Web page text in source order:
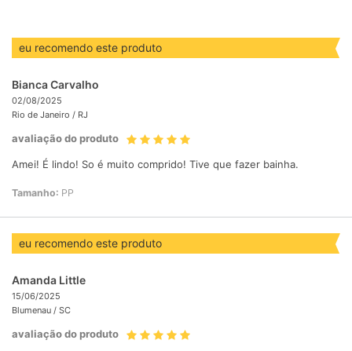
eu recomendo este produto
Bianca Carvalho
02/08/2025
Rio de Janeiro / RJ
avaliação do produto
Amei! É lindo! So é muito comprido! Tive que fazer bainha.
Tamanho: PP
eu recomendo este produto
Amanda Little
15/06/2025
Blumenau / SC
avaliação do produto